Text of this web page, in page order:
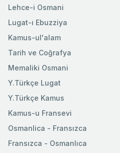
Lehce-i Osmani
Lugat-ı Ebuzziya
Kamus-ul'alam
Tarih ve Coğrafya
Memaliki Osmani
Y.Türkçe Lugat
Y.Türkçe Kamus
Kamus-u Fransevi
Osmanlica - Fransızca
Fransızca - Osmanlıca